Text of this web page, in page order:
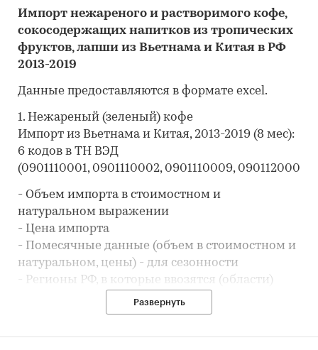
Импорт нежареного и растворимого кофе,
сокосодержащих напитков из тропических
фруктов, лапши из Вьетнама и Китая в РФ
2013-2019
Данные предоставляются в формате excel.
1. Нежареный (зеленый) кофе
Импорт из Вьетнама и Китая, 2013-2019 (8 мес):
6 кодов в ТН ВЭД
(0901110001, 0901110002, 0901110009, 0901120001,
- Объем импорта в стоимостном и
натуральном выражении
- Цена импорта
- Помесячные данные (объем в стоимостном и
натуральном, цены) - для сезонности
- Регионы РФ, в которые ввозятся (области)
2. Растворимый кофе и готовые напитки на
Развернуть